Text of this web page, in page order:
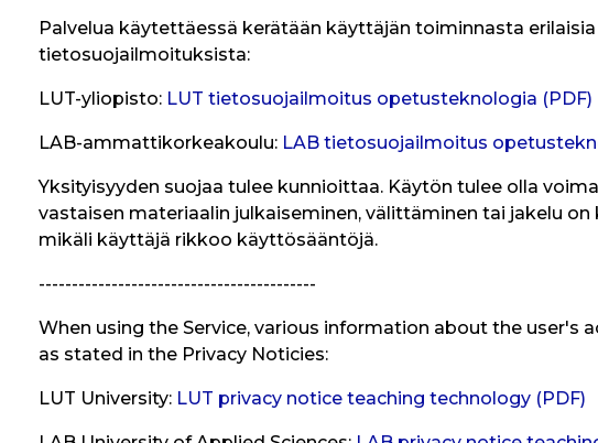
Palvelua käytettäessä kerätään käyttäjän toiminnasta
tietosuojailmoituksista:
LUT-yliopisto: LUT tietosuojailmoitus opetusteknologia (PDF)
LAB-ammattikorkeakoulu: LAB tietosuojailmoitus
Yksityisyyden suojaa tulee kunnioittaa. Käytön tulee olla
vastaisen materiaalin julkaiseminen, välittäminen tai jakelu
mikäli käyttäjä rikkoo käyttösääntöjä.
------------------------------------------
When using the Service, various information about the user's
as stated in the Privacy Noticies:
LUT University: LUT privacy notice teaching technology (PDF)